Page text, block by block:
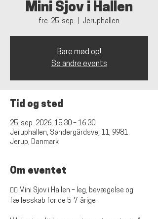
Mini Sjov i Hallen
fre. 25. sep. Jeruphallen
Bare mød op!
Se andre events
Tid og sted
25. sep. 2026, 15.30 – 16.30
Jeruphallen, Søndergårdsvej 11, 9981
Jerup, Danmark
Om eventet
🤸‍♀️ Mini Sjov i Hallen – leg, bevægelse og
fællesskab for de 5-7-årige